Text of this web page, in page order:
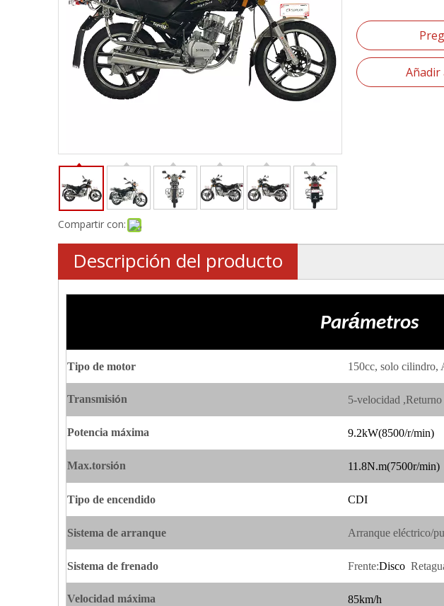
Compartir con:
Añadir
Descripción del producto
Parámetros
Tipo de motor 150cc, solo cilindro,
Transmisión 5-velocidad
Potencia máxima 9.2kW(8500/r/min)
Max.torsión 11.8N.m(7500r/min)
Tipo de encendido CDI
Sistema de arranque Arranque eléctrico/
Sistema de frenado Frente:Disco
Velocidad máxima 85km/h